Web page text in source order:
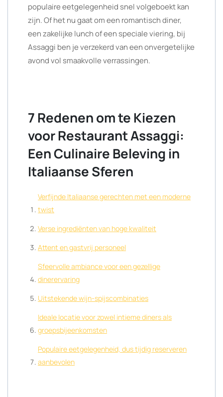
populaire eetgelegenheid snel volgeboekt kan
zijn. Of het nu gaat om een romantisch diner,
een zakelijke lunch of een speciale viering, bij
Assaggi ben je verzekerd van een onvergetelijke
avond vol smaakvolle verrassingen.
7 Redenen om te Kiezen
voor Restaurant Assaggi:
Een Culinaire Beleving in
Italiaanse Sferen
Verfijnde Italiaanse gerechten met een moderne
twist
Verse ingrediënten van hoge kwaliteit
Attent en gastvrij personeel
Sfeervolle ambiance voor een gezellige
dinerervaring
Uitstekende wijn-spijscombinaties
Ideale locatie voor zowel intieme diners als
groepsbijeenkomsten
Populaire eetgelegenheid, dus tijdig reserveren
aanbevolen